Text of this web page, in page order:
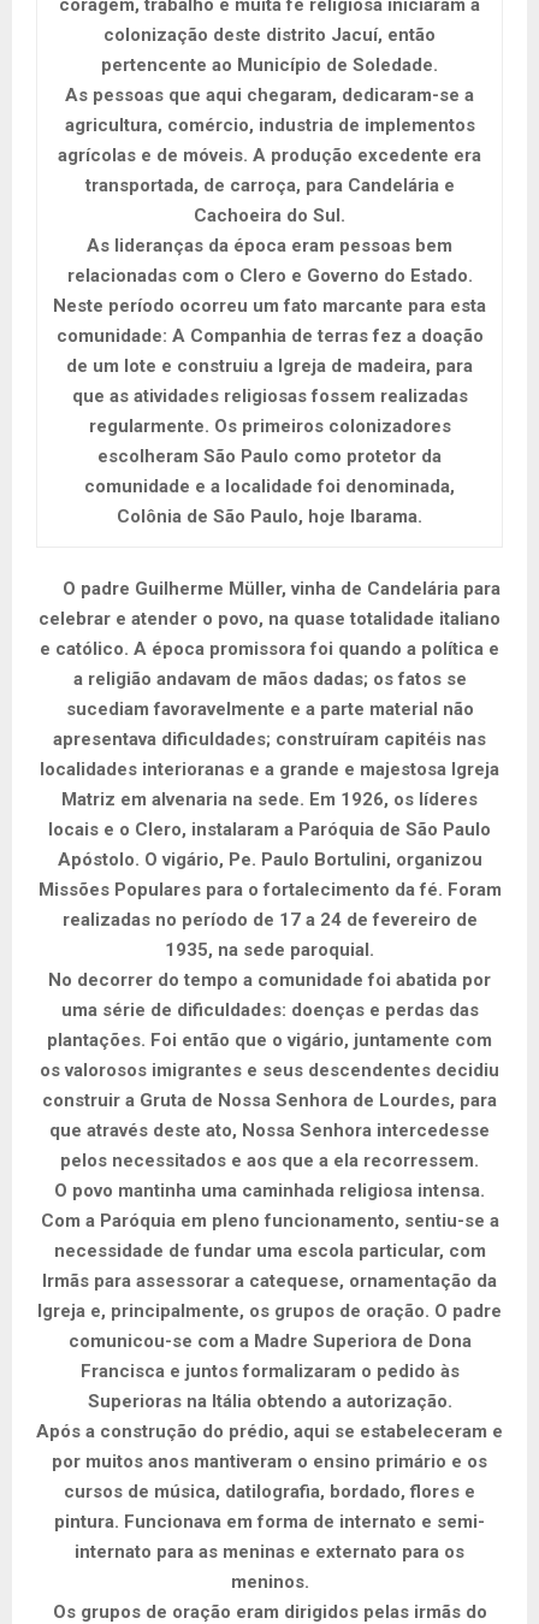
colonização deste distrito Jacuí, então
pertencente ao Município de Soledade.
As pessoas que aqui chegaram, dedicaram-se a
agricultura, comércio, industria de implementos
agrícolas e de móveis. A produção excedente era
transportada, de carroça, para Candelária e
Cachoeira do Sul.
As lideranças da época eram pessoas bem
relacionadas com o Clero e Governo do Estado.
Neste período ocorreu um fato marcante para esta
comunidade: A Companhia de terras fez a doação
de um lote e construiu a Igreja de madeira, para
que as atividades religiosas fossem realizadas
regularmente. Os primeiros colonizadores
escolheram São Paulo como protetor da
comunidade e a localidade foi denominada,
Colônia de São Paulo, hoje Ibarama.
O padre Guilherme Müller, vinha de Candelária para
celebrar e atender o povo, na quase totalidade italiano
e católico. A época promissora foi quando a política e
a religião andavam de mãos dadas; os fatos se
sucediam favoravelmente e a parte material não
apresentava dificuldades; construíram capitéis nas
localidades interioranas e a grande e majestosa Igreja
Matriz em alvenaria na sede. Em 1926, os líderes
locais e o Clero, instalaram a Paróquia de São Paulo
Apóstolo. O vigário, Pe. Paulo Bortulini, organizou
Missões Populares para o fortalecimento da fé. Foram
realizadas no período de 17 a 24 de fevereiro de
1935, na sede paroquial.
No decorrer do tempo a comunidade foi abatida por
uma série de dificuldades: doenças e perdas das
plantações. Foi então que o vigário, juntamente com
os valorosos imigrantes e seus descendentes decidiu
construir a Gruta de Nossa Senhora de Lourdes, para
que através deste ato, Nossa Senhora intercedesse
pelos necessitados e aos que a ela recorressem.
O povo mantinha uma caminhada religiosa intensa.
Com a Paróquia em pleno funcionamento, sentiu-se a
necessidade de fundar uma escola particular, com
Irmãs para assessorar a catequese, ornamentação da
Igreja e, principalmente, os grupos de oração. O padre
comunicou-se com a Madre Superiora de Dona
Francisca e juntos formalizaram o pedido às
Superioras na Itália obtendo a autorização.
Após a construção do prédio, aqui se estabeleceram e
por muitos anos mantiveram o ensino primário e os
cursos de música, datilografia, bordado, flores e
pintura. Funcionava em forma de internato e semi-
internato para as meninas e externato para os
meninos.
Os grupos de oração eram dirigidos pelas irmãs do